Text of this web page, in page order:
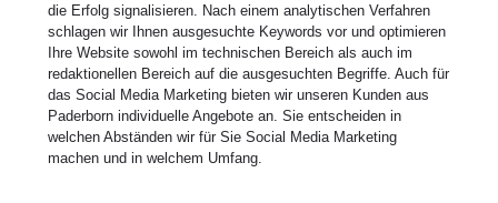
die Erfolg signalisieren. Nach einem analytischen Verfahren
schlagen wir Ihnen ausgesuchte Keywords vor und optimieren
Ihre Website sowohl im technischen Bereich als auch im
redaktionellen Bereich auf die ausgesuchten Begriffe. Auch für
das Social Media Marketing bieten wir unseren Kunden aus
Paderborn individuelle Angebote an. Sie entscheiden in
welchen Abständen wir für Sie Social Media Marketing
machen und in welchem Umfang.